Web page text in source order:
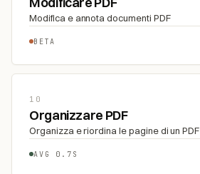
Modifica e annota documenti PDF
BETA
10
Organizzare PDF
Organizza e riordina le pagine di un PDF
AVG 0.7S